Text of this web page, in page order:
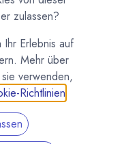
als optimale
größen für
kannst du
zulassen?
Erlebnis auf
Mehr über
verwenden,
Richtlinien